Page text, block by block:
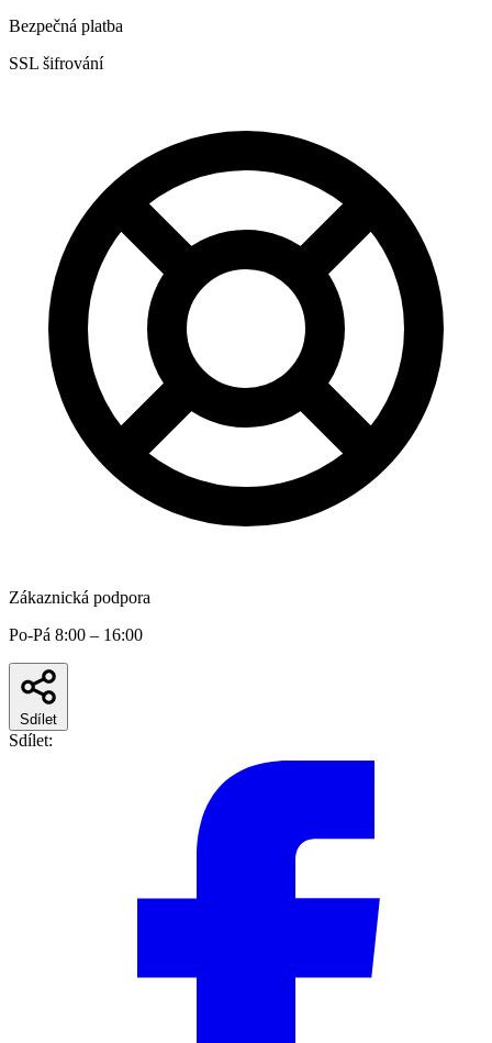
Bezpečná platba
SSL šifrování
Zákaznická podpora
Po-Pá 8:00 – 16:00
Sdílet
Sdílet: